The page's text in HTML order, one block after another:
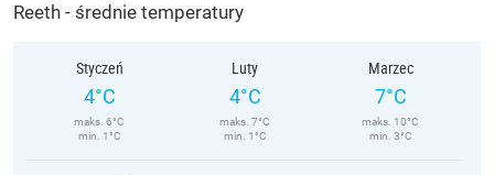
Reeth - średnie temperatury
Styczeń
4°C
maks. 6°C
min. 1°C
Luty
4°C
maks. 7°C
min. 1°C
Marzec
7°C
maks. 10°C
min. 3°C